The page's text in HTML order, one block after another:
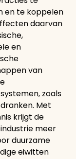
en te koppelen
daarvan
en
van
zoals
Met
krijgt de
meer
duurzame
eiwitten